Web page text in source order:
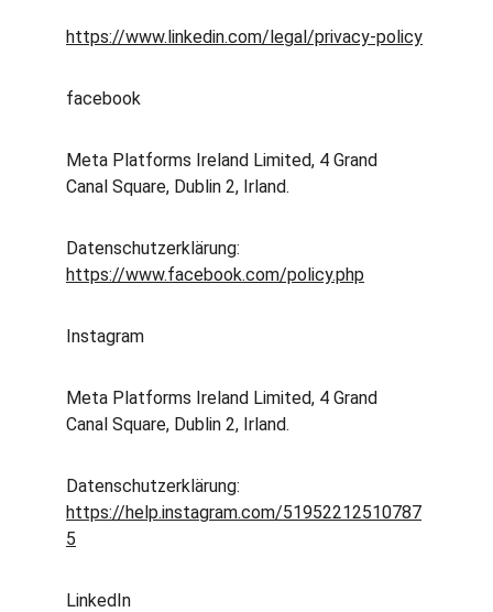
https://www.linkedin.com/legal/privacy-policy
facebook
Meta Platforms Ireland Limited, 4 Grand
Canal Square, Dublin 2, Irland.
Datenschutzerklärung:
https://www.facebook.com/policy.php
Instagram
Meta Platforms Ireland Limited, 4 Grand
Canal Square, Dublin 2, Irland.
Datenschutzerklärung:
https://help.instagram.com/51952212510787
5
LinkedIn